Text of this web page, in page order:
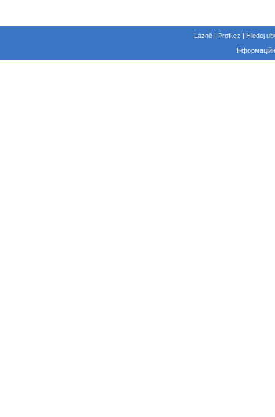
Lázně | Profi.cz | Hledej